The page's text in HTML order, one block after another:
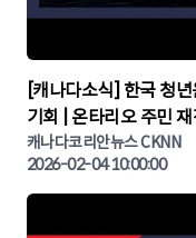
▶
[캐나다소식] 한국 청
기회 | 온타리오 주민
린 캐나다뉴스 |
캐나다코리안뉴스 CKNN
2026-02-04 10:00:00